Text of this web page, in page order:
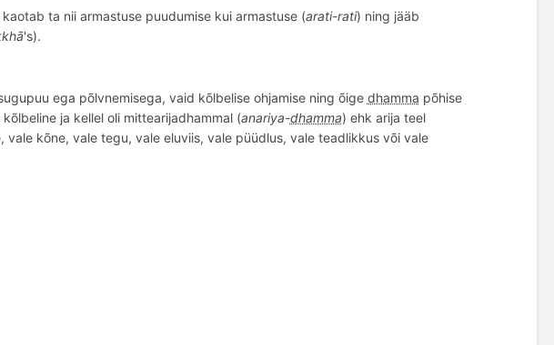
kaotab ta nii armastuse puudumise kui armastuse (arati-rati) ning jääb
's).
ega põlvnemisega, vaid kõlbelise ohjamise ning õige dhamma põhise
ja kellel oli mittearijadhammal (anariya-dhamma) ehk arija teel
kõne, vale tegu, vale eluviis, vale püüdlus, vale teadlikkus või vale